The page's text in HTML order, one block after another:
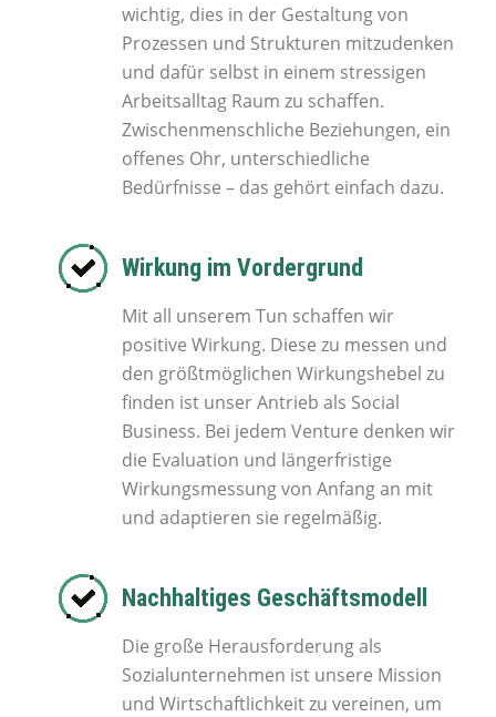
wichtig, dies in der Gestaltung von
Prozessen und Strukturen mitzudenken
und dafür selbst in einem stressigen
Arbeitsalltag Raum zu schaffen.
Zwischenmenschliche Beziehungen, ein
offenes Ohr, unterschiedliche
Bedürfnisse – das gehört einfach dazu.
Wirkung im Vordergrund
Mit all unserem Tun schaffen wir
positive Wirkung. Diese zu messen und
den größtmöglichen Wirkungshebel zu
finden ist unser Antrieb als Social
Business. Bei jedem Venture denken wir
die Evaluation und längerfristige
Wirkungsmessung von Anfang an mit
und adaptieren sie regelmäßig.
Nachhaltiges Geschäftsmodell
Die große Herausforderung als
Sozialunternehmen ist unsere Mission
und Wirtschaftlichkeit zu vereinen, um